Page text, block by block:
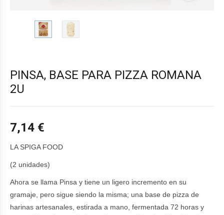
PINSA, BASE PARA PIZZA ROMANA
2U
7,14 €
LA SPIGA FOOD
(2 unidades)
Ahora se llama Pinsa y tiene un ligero incremento en su
gramaje, pero sigue siendo la misma; una base de pizza de
harinas artesanales, estirada a mano, fermentada 72 horas y